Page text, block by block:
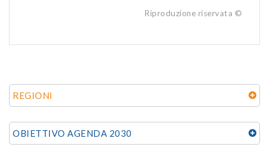
Riproduzione riservata ©
REGIONI
OBIETTIVO AGENDA 2030